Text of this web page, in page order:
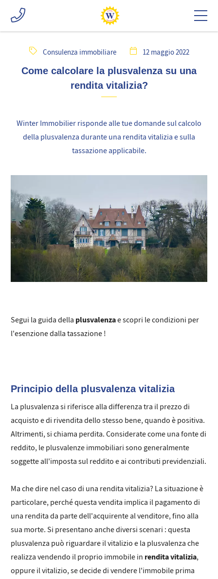
Consulenza immobiliare 12 maggio 2022
Come calcolare la plusvalenza su una
rendita vitalizia?
Winter Immobilier risponde alle tue domande sul calcolo
della plusvalenza durante una rendita vitalizia e sulla
tassazione applicabile.
Segui la guida della plusvalenzae scopri le condizioni per
l'esenzione dalla tassazione !
Principio della plusvalenza vitalizia
La plusvalenza si riferisce alla differenza tra il prezzo di
acquisto e di rivendita dello stesso bene, quando è positiva.
Altrimenti, si chiama perdita. Considerate come una fonte di
reddito, le plusvalenze immobiliari sono generalmente
soggette all'imposta sul reddito e ai contributi previdenziali.
Ma che dire nel caso di una rendita vitalizia? La situazione è
particolare, perché questa vendita implica il pagamento di
una rendita da parte dell'acquirente al venditore, fino alla
sua morte. Si presentano anche diversi scenari : questa
plusvalenza può riguardare il vitalizio e la plusvalenza che
realizza vendendo il proprio immobile in rendita vitalizia,
oppure il vitalizio, se decide di vendere l'immobile prima